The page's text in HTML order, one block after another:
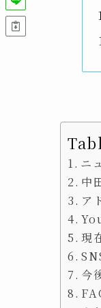
ニ
中
ア
現
今